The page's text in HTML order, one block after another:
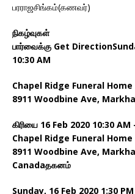
பரராஜசிங்கம்(கணவர்)
நிகழ்வுகள்
பார்வைக்கு Get
10:30 AM
Chapel Ridge Funeral
8911 Woodbine Ave,
கிரியை 16 Feb 2020 10:30 AM
Chapel Ridge Funeral
8911 Woodbine Ave,
Canadaதகனம்
Sunday, 16 Feb 2020 1:30 PM